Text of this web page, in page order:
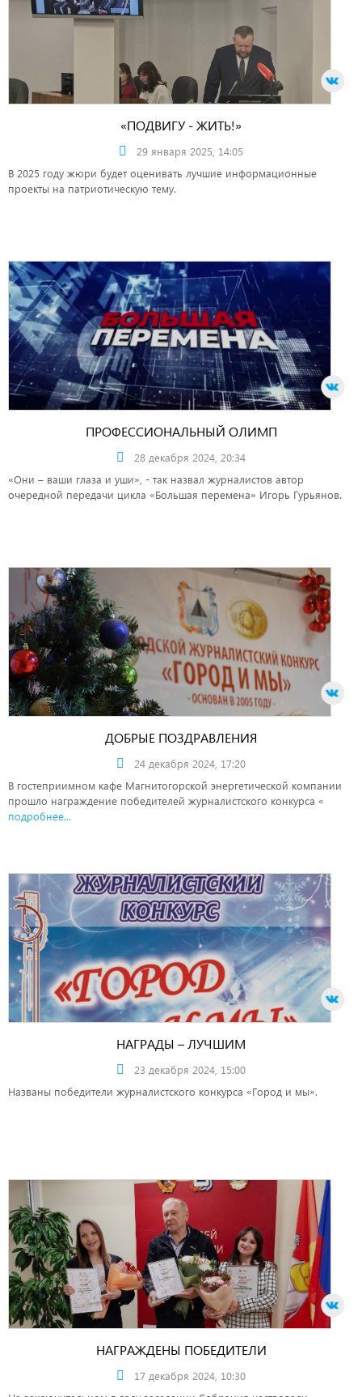
«ПОДВИГУ - ЖИТЬ!»
29 января 2025, 14:05
В 2025 году жюри будет оценивать лучшие информационные
проекты на патриотическую тему.
ПРОФЕССИОНАЛЬНЫЙ ОЛИМП
28 декабря 2024, 20:34
«Они – ваши глаза и уши», - так назвал журналистов автор
очередной передачи цикла «Большая перемена» Игорь Гурьянов.
ДОБРЫЕ ПОЗДРАВЛЕНИЯ
24 декабря 2024, 17:20
В гостеприимном кафе Магнитогорской энергетической компании
прошло награждение победителей журналистского конкурса «
подробнее...
НАГРАДЫ – ЛУЧШИМ
23 декабря 2024, 15:00
Названы победители журналистского конкурса «Город и мы».
НАГРАЖДЕНЫ ПОБЕДИТЕЛИ
17 декабря 2024, 10:30